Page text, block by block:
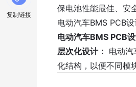
复制链接
保电池性能最佳、安
电动汽车BMS PCB
电动汽车BMS PCB
层次化设计： 电动汽
化结构，以便不同模